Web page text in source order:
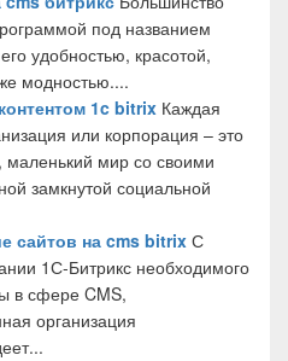
под названием
удобностью, красотой,
модностью....
1c bitrix Каждая
или корпорация – это
маленький мир со своими
замкнутой социальной
сайтов на cms bitrix С
1С-Битрикс необходимого
в сфере CMS,
организация